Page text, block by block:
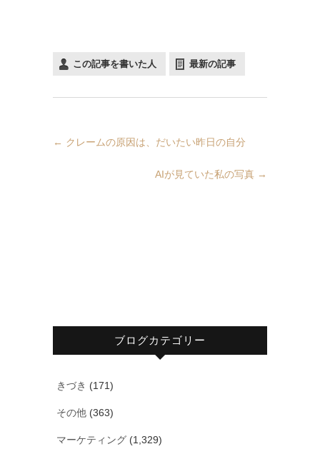
この記事を書いた人 最新の記事
← クレームの原因は、だいたい昨日の自分
AIが見ていた私の写真 →
ブログカテゴリー
きづき (171)
その他 (363)
マーケティング (1,329)